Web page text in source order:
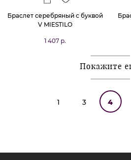
Браслет серебряный с буквой
V MIESTILO
1 407 р.
Покажите
1 3 4